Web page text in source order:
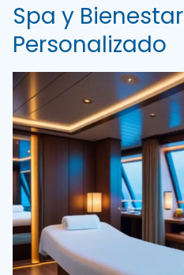
Spa y Bienestar
Personalizado